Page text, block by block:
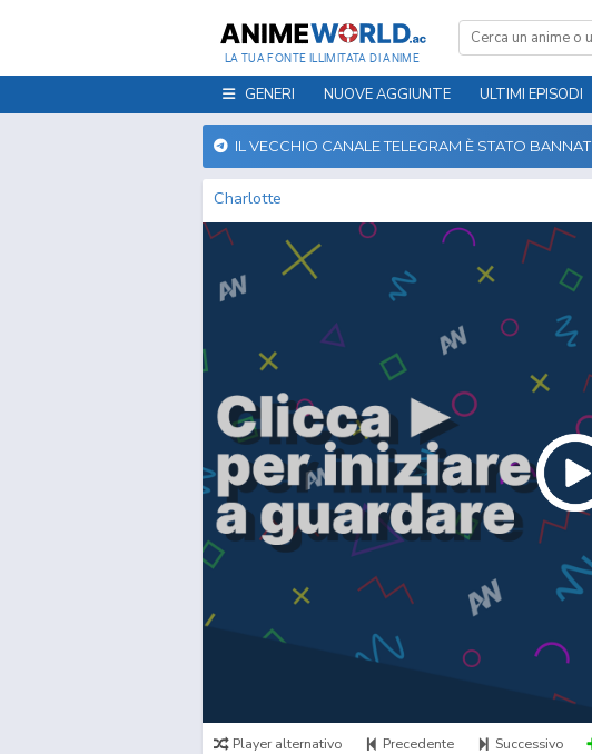
LA TUA FONTE ILLIMITATA DI ANIME
GENERI NUOVE AGGIUNTE ULTIMI EPISODI
IL VECCHIO CANALE TELEGRAM È STATO
Charlotte
Player alternativo Precedente Successivo